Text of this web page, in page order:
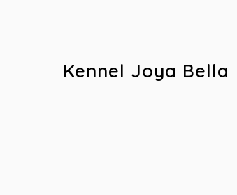
Kennel Joya Bella